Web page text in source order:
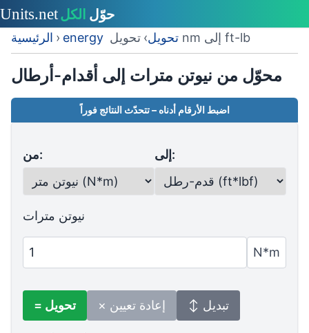
الرئيسية › energy تحويل› تحويل nm إلى ft-lb
محوّل من نيوتن مترات إلى أقدام-أرطال
اضبط الأرقام أدناه – تتحدّث النتائج فوراً
من: إلى:
نيوتن مترات
N*m
= تحويل × إعادة تعيين ↕ تبديل